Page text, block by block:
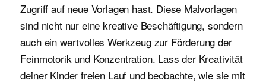
Zugriff auf neue Vorlagen hast. Diese Malvorlagen
sind nicht nur eine kreative Beschäftigung, sondern
auch ein wertvolles Werkzeug zur Förderung der
Feinmotorik und Konzentration. Lass der Kreativität
deiner Kinder freien Lauf und beobachte, wie sie mit